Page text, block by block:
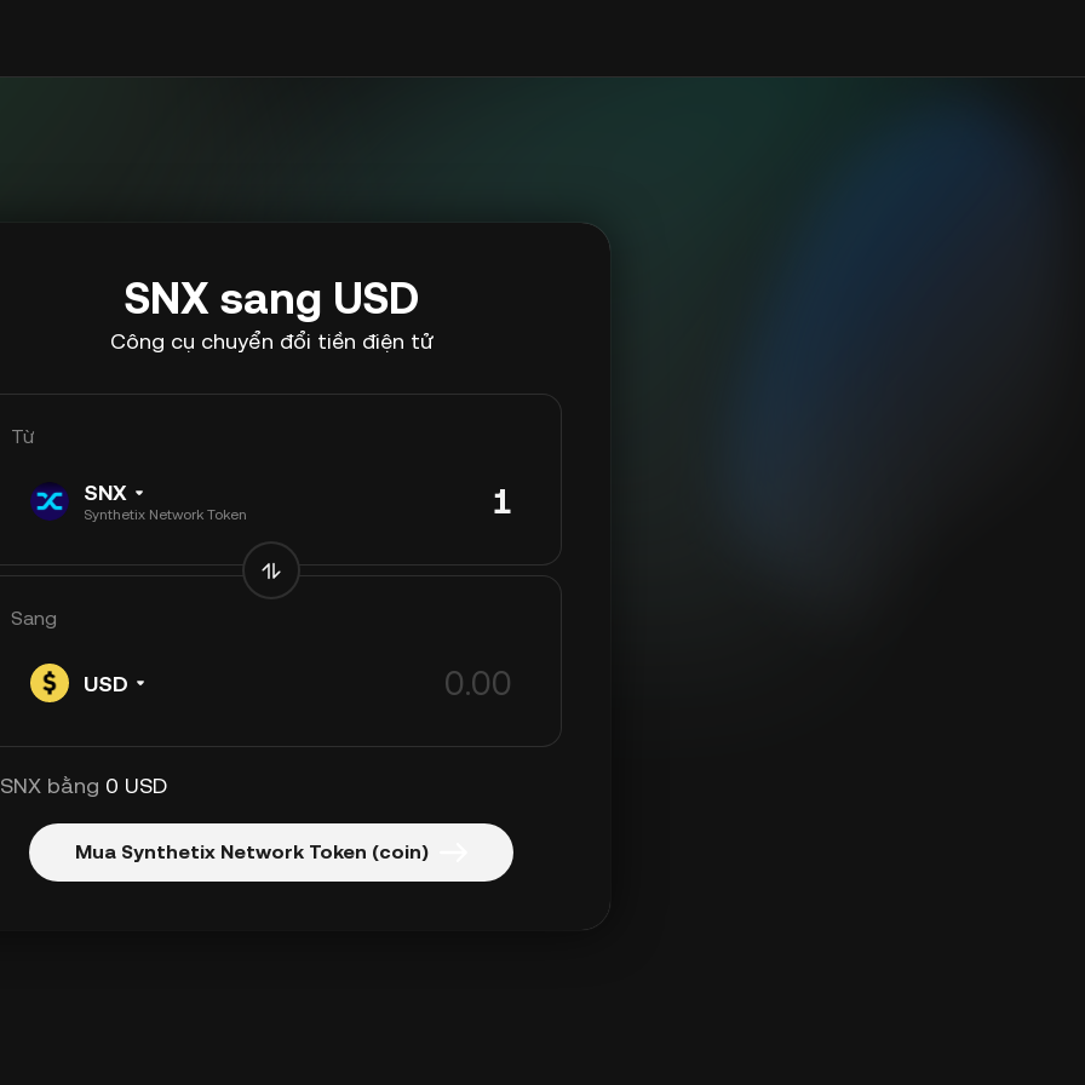
SNX sang USD
Công cụ chuyển đổi tiền điện tử
Từ
SNX
Synthetix Network Token
Sang
USD
bằng 0 USD
Mua Synthetix Network Token (coin)